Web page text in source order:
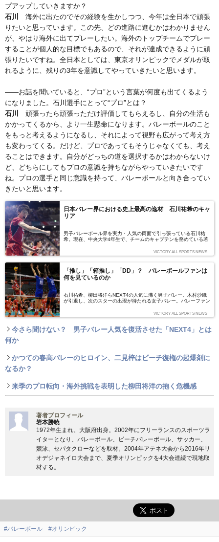
プアップしていきますか？
石川
海外に出たのでその経験を生かしつつ、今年は全日本で頑張
りたいと思っています。この先、どの進路に進むかはわかりません
が、やはり海外に出てプレーしたい。海外のトップチームでプレー
することが個人的な目標でもあるので、それが達成できるように頑
張りたいですね。全日本としては、東京オリンピックでメダルが取
れるように、残りの3年を意識してやっていきたいと思います。
——お話を聞いていると、“プロ”という言葉が何度も出てくるよう
になりました。石川選手にとって“プロ”とは？
石川
頑張ったら頑張っただけ評価してもらえるし、自分の生活も
かかってくるから、より一生懸命になります。バレーボールのこと
をもっと考えるようになるし、それによって視野も広がって考え方
も変わってくる。だけど、プロであってもそうじゃなくても、考え
ることはできます。自分がどっちの道を選択するかはわからないけ
ど、どちらにしてもプロの意識を持ちながらやっていきたいです
ね。プロの選手と同じ意識を持って、バレーボールと向き合ってい
きたいと思います。
日本バレー界における史上最高の逸材 石川祐希のキャ
リア
男子バレーボール界を実力・人気の両面で引っ張っている石川祐
希。現在、中央大学4年生で、チームのキャプテンを務めている若
VICTORY ALL SPORTS NEWS
「推し」「箱推し」「DD」？ バレーボールファンは
何を見ているのか
石川祐希、柳田将洋らNEXT4の人気に沸く男子バレー。木村沙織
が引退し、次のスターの出現が待たれる女子バレー。バレーファン
VICTORY ALL SPORTS NEWS
今さら聞けない？ 男子バレー人気を復活させた「NEXT4」とは
何か
かつての春高バレーのヒロイン、二見梓はビーチ復権の起爆剤に
なるか？
来季のプロ転向・海外挑戦を表明した柳田将洋の抱く危機感
著者プロフィール
岩本勝暁
1972年生まれ。大阪府出身。2002年にフリーランスのスポーツラ
イターとなり、バレーボール、ビーチバレーボール、サッカー、
競泳、セパタクローなどを取材。2004年アテネ大会から2016年リ
オデジャネイロ大会まで、夏季オリンピックを4大会連続で現地取
材する。
#バレーボール #オリンピック